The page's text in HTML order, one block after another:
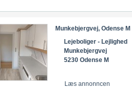
Munkebjergvej, Odense M
Lejeboliger - Lejlighed
Munkebjergvej
5230 Odense M
Læs annonncen